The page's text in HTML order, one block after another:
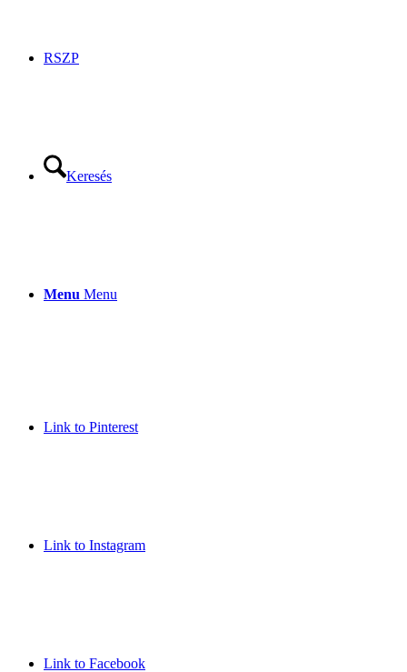
RSZP
Keresés
Menu Menu
Link to Pinterest
Link to Instagram
Link to Facebook